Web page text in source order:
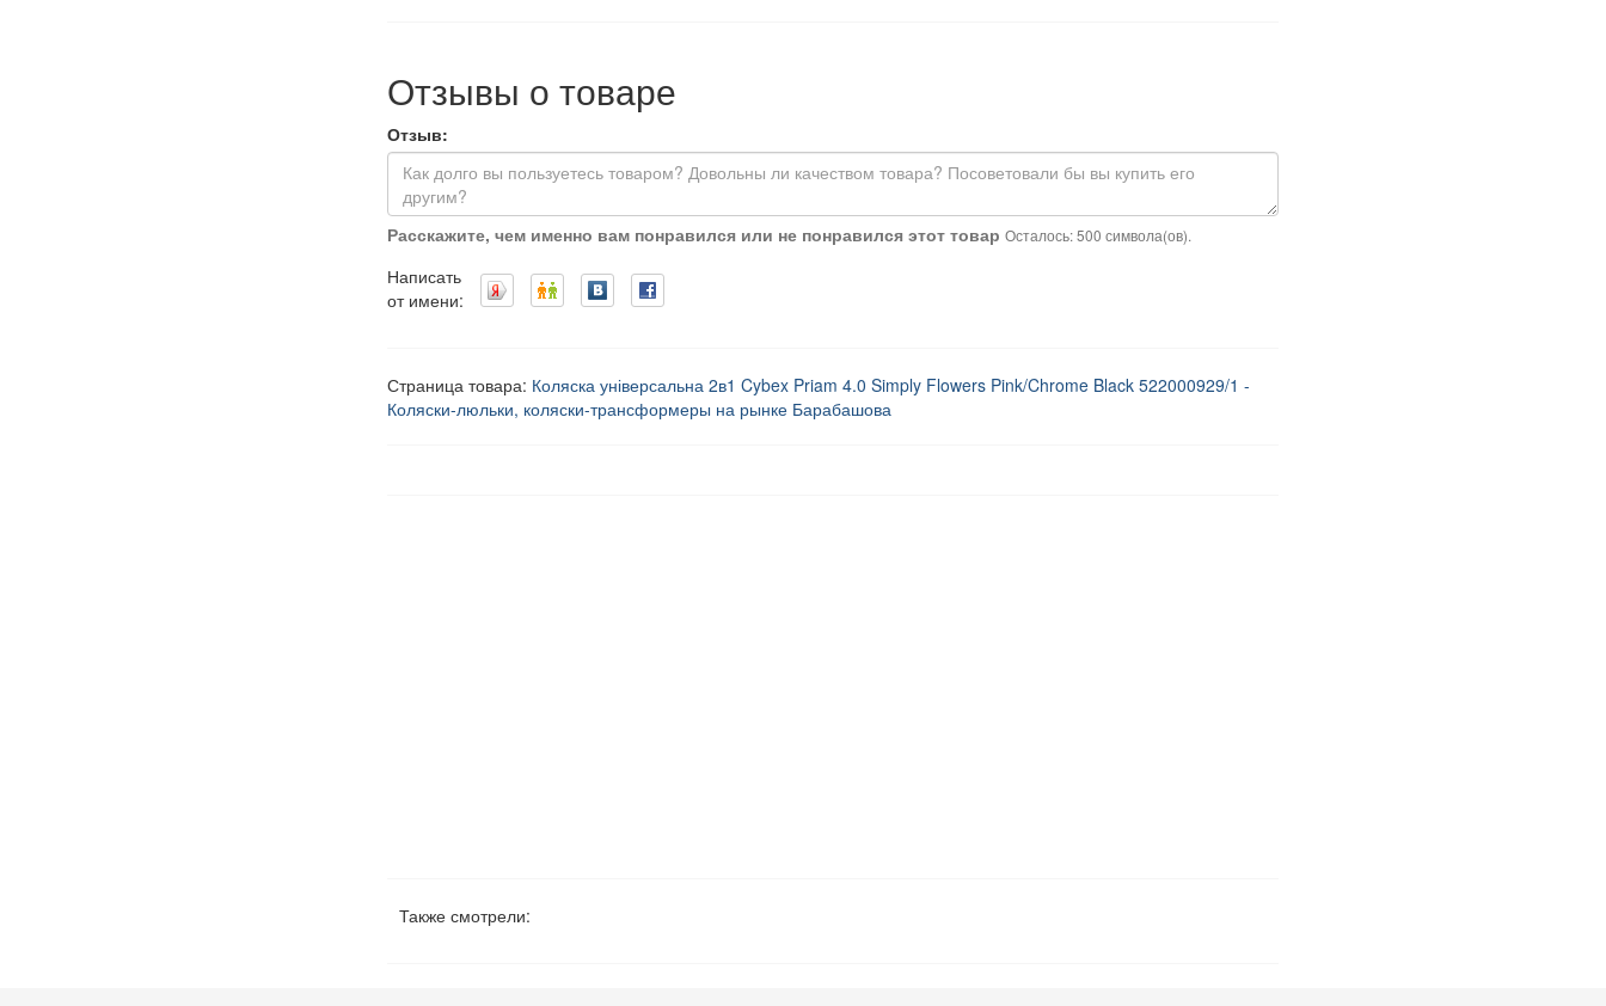
Отзывы о товаре
Отзыв:
Расскажите, чем именно вам понравился или не понравился этот товар Осталось: 500 символа(ов).
Написать
от имени:
Страница товара: Коляска універсальна 2в1 Cybex Priam 4.0 Simply Flowers Pink/Chrome Black 522000929/1 -
Коляски-люльки, коляски-трансформеры на рынке Барабашова
Также смотрели: